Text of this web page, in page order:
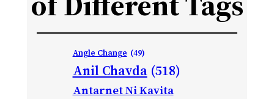
Angle Change (49)
Anil Chavda (518)
Antarnet Ni Kavita